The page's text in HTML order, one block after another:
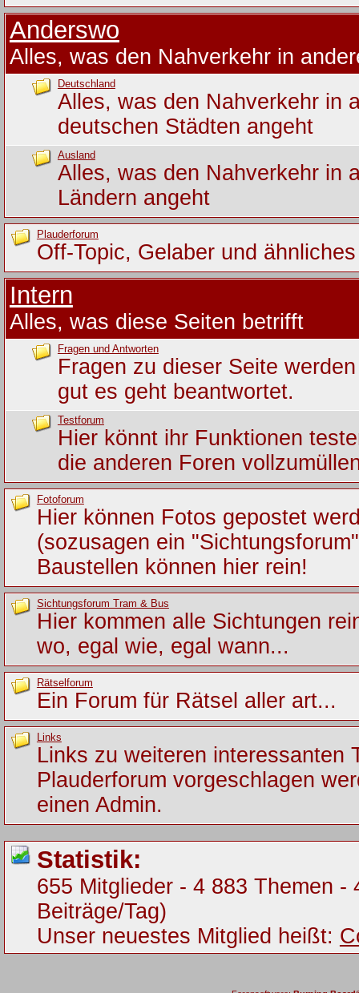
Anderswo
Alles, was den Nahverkehr in
Deutschland
Alles, was den Nahverkehr in
deutschen Städten angeht
Ausland
Alles, was den Nahverkehr in
Ländern angeht
Plauderforum
Off-Topic, Gelaber und ähnliches
Intern
Alles, was diese Seiten betrifft
Fragen und Antworten
Fragen zu dieser Seite
gut es geht beantwortet.
Testforum
Hier könnt ihr Funktionen
die anderen Foren
Fotoforum
Hier können Fotos gepostet
(sozusagen ein
Baustellen können hier rein!
Sichtungsforum Tram & Bus
Hier kommen alle Sichtungen
wo, egal wie, egal wann...
Rätselforum
Ein Forum für Rätsel aller art...
Links
Links zu weiteren interessanten
Plauderforum vorgeschlagen
einen Admin.
Statistik:
655 Mitglieder - 4 883 Themen
Beiträge/Tag)
Unser neuestes Mitglied heißt: